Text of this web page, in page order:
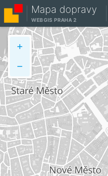
Mapa dopravy
WEBGIS PRAHA 2